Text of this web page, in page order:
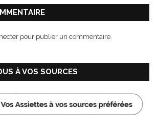
pour publier un commentaire.
À VOS SOURCES